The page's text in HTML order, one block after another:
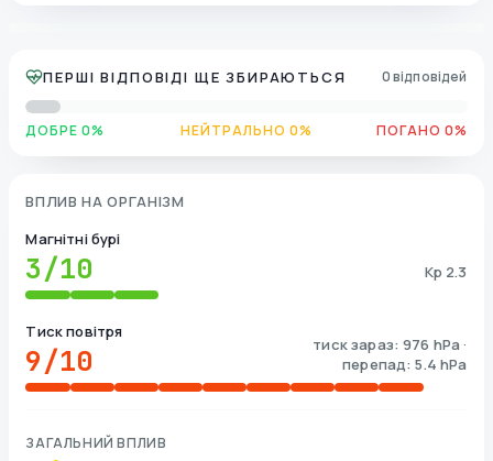
ПЕРШІ ВІДПОВІДІ ЩЕ ЗБИРАЮТЬСЯ 0 відповідей
ДОБРЕ 0% НЕЙТРАЛЬНО 0% ПОГАНО 0%
ВПЛИВ НА ОРГАНІЗМ
Магнітні бурі
3/10 Kp 2.3
Тиск повітря
9/10
тиск зараз: 976 hPa ·
перепад: 5.4 hPa
ЗАГАЛЬНИЙ ВПЛИВ